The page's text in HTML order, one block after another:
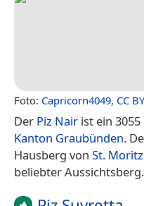
Foto: Capricorn4049, CC
Der Piz Nair ist ein
Kanton Graubünden.
Hausberg von St. Moritz
beliebter Aussichtsberg.